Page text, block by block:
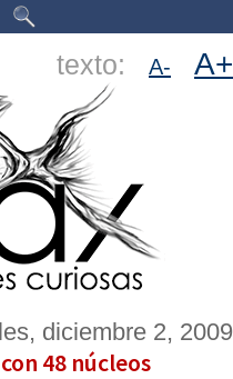
texto: A- A+
diciembre 2, 2009
48 núcleos